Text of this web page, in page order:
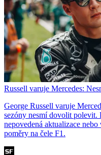
Russell varuje Mercedes:
George Russell varuje
sezóny nesmí dovolit polevit.
nepovedená aktualizace
poměry na čele F1.